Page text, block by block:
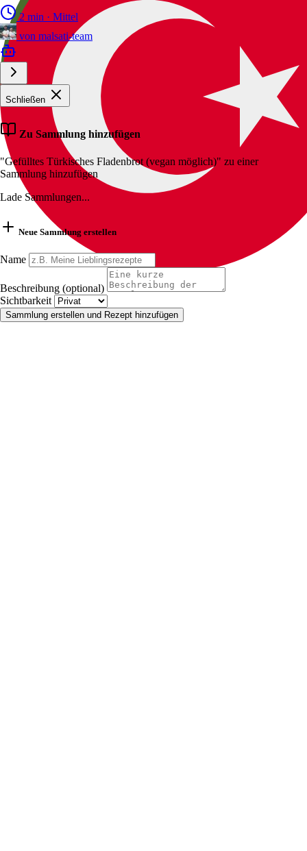
2 min · Mittel
von malsati-team
Schließen
Zu Sammlung hinzufügen
"Gefülltes Türkisches Fladenbrot (vegan möglich)" zu einer
Sammlung hinzufügen
Lade Sammlungen...
Neue Sammlung erstellen
Name
Beschreibung (optional)
Sichtbarkeit
Sammlung erstellen und Rezept hinzufügen